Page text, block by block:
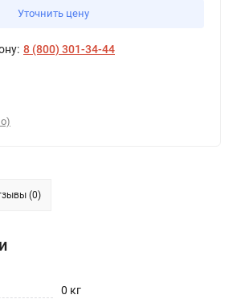
Уточнить цену
8 (800) 301-34-44
(0)
0 кг